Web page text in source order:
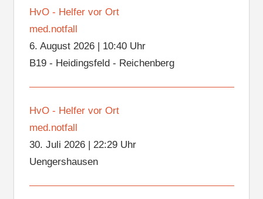
HvO - Helfer vor Ort
med.notfall
6. August 2026| 10:40 Uhr
B19 - Heidingsfeld - Reichenberg
HvO - Helfer vor Ort
med.notfall
30. Juli 2026| 22:29 Uhr
Uengershausen